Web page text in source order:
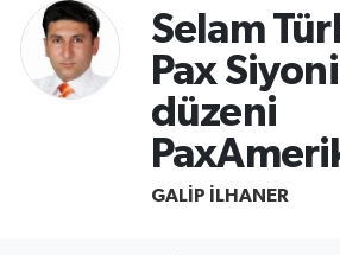
Selam
Pax
düzeni
GALIP İLHANER
Son Dakika Haberleri
Haber Arşivi